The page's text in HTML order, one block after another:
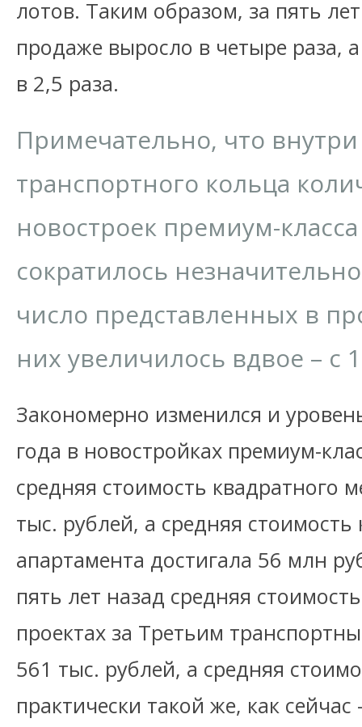
лотов. Таким образом, за пять
продаже выросло в четыре раза,
в 2,5 раза.
Примечательно, что
транспортного кольца
новостроек премиум-класса
сократилось
число представленных в
них увеличилось вдвое – с
Закономерно изменился и
года в новостройках премиум-
средняя стоимость квадратного
тыс. рублей, а средняя
апартамента достигала 56 млн
пять лет назад средняя
проектах за Третьим
561 тыс. рублей, а средняя
практически такой же, как